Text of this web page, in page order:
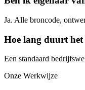
Ja. Alle broncode,
Hoe lang duurt het
Een standaard
Onze Werkwijze